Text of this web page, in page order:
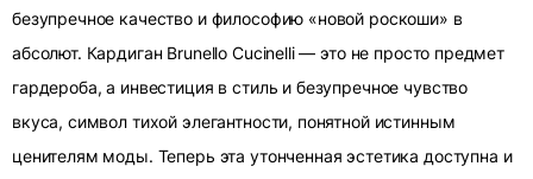
безупречное качество и философию «новой роскоши» в
абсолют. Кардиган Brunello Cucinelli — это не просто предмет
гардероба, а инвестиция в стиль и безупречное чувство
вкуса, символ тихой элегантности, понятной истинным
ценителям моды. Теперь эта утонченная эстетика доступна и